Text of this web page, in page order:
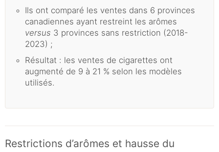
Ils ont comparé les ventes dans 6 provinces
canadiennes ayant restreint les arômes
versus 3 provinces sans restriction (2018-
2023) ;
Résultat : les ventes de cigarettes ont
augmenté de 9 à 21 % selon les modèles
utilisés.
Restrictions d’arômes et hausse du